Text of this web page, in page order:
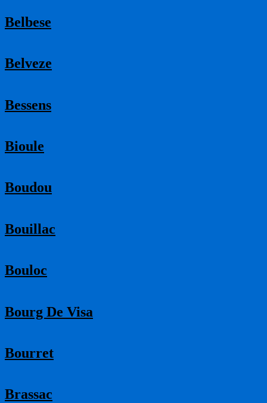
Belbese
Belveze
Bessens
Bioule
Boudou
Bouillac
Bouloc
Bourg De Visa
Bourret
Brassac